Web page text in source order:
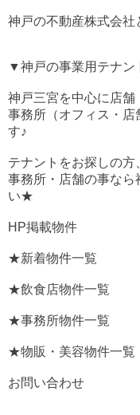
神戸の不動産株式会
▼神戸の事業用テナン
神戸三宮を中心に店舗
事務所（オフィス・店
す♪
テナントをお探しの方
事務所・店舗の事なら
い★
HP掲載物件
★新着物件一覧
★飲食店物件一覧
★事務所物件一覧
★物販・美容物件一覧
お問い合わせ